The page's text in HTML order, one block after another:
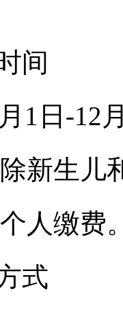
间
1日-12
新生儿
人缴费
式